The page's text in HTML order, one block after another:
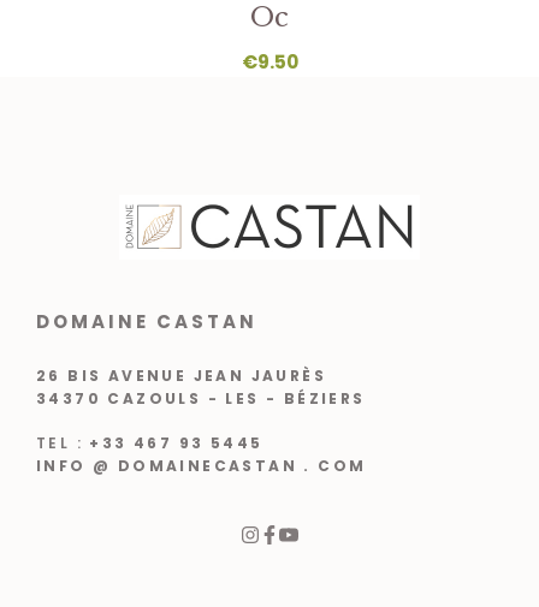
Oc
€9.50
DOMAINE CASTAN
26 BIS AVENUE JEAN JAURÈS
34370 CAZOULS - LES - BÉZIERS
TEL : +33 467 93 5445
INFO @ DOMAINECASTAN . COM